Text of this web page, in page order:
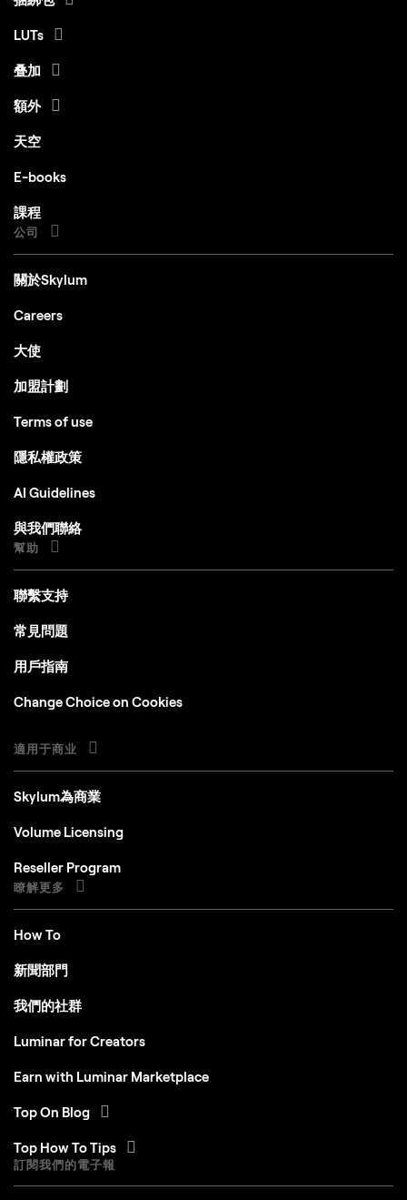
處理器
磁盤空間
顯示器
圖像
LUTs
叠加
額外
天空
E-books
課程
公司
關於Skylum
Careers
大使
加盟計劃
Terms of use
隱私權政策
AI Guidelines
與我們聯絡
幫助
聯繫支持
常見問題
用戶指南
Change Choice on Cookies
適用于商业
Skylum為商業
Volume Licensing
Reseller Program
瞭解更多
How To
新聞部門
我們的社群
Luminar for Creators
Earn with Luminar Marketplace
Top On Blog
Top How To Tips
訂閱我們的電子報